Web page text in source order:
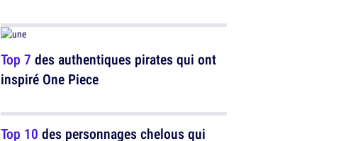
Top 7 des authentiques pirates qui ont
inspiré One Piece
Top 10 des personnages chelous qui